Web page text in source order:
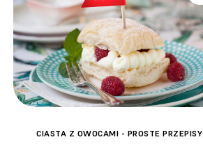
CIASTA Z OWOCAMI - PROSTE PRZEPISY